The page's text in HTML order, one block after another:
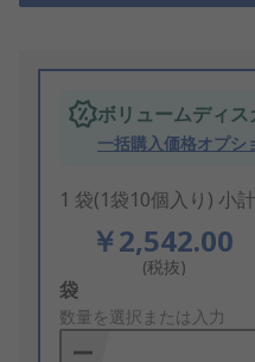
ボリュームディ
一括購入価格オプシ
1 袋(1袋10個入り) 小
￥2,542.00
(税抜)
Add
to
Basket
袋
数量を選択または入力